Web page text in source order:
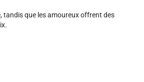
tandis que les amoureux offrent des